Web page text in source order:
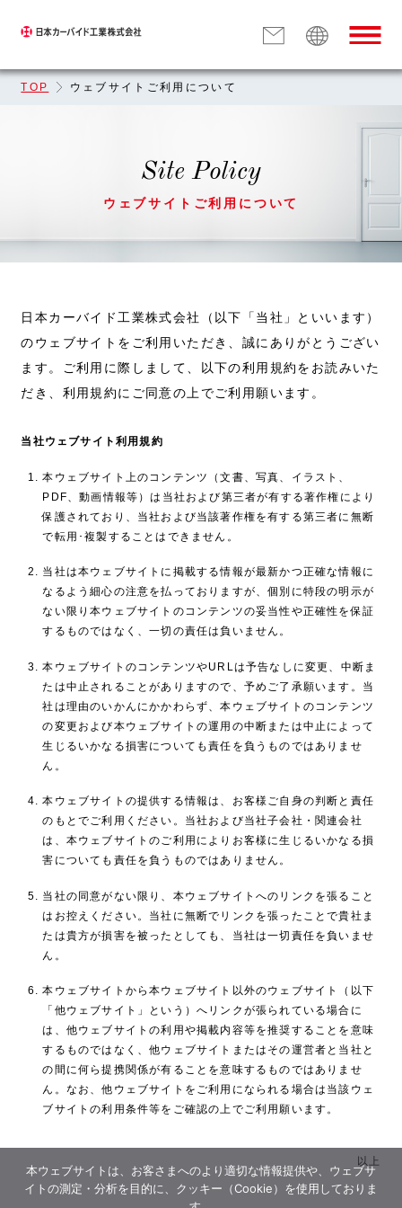
TOP ウェブサイトご利用について
Site Policy
ウェブサイトご利用について
日本カーバイド工業株式会社（以下「当社」といいます）
のウェブサイトをご利用いただき、誠にありがとうござい
ます。ご利用に際しまして、以下の利用規約をお読みいた
だき、利用規約にご同意の上でご利用願います。
当社ウェブサイト利用規約
本ウェブサイト上のコンテンツ（文書、写真、イラスト、
PDF、動画情報等）は当社および第三者が有する著作権により
保護されており、当社および当該著作権を有する第三者に無断
で転用･複製することはできません。
当社は本ウェブサイトに掲載する情報が最新かつ正確な情報に
なるよう細心の注意を払っておりますが、個別に特段の明示が
ない限り本ウェブサイトのコンテンツの妥当性や正確性を保証
するものではなく、一切の責任は負いません。
本ウェブサイトのコンテンツやURLは予告なしに変更、中断ま
たは中止されることがありますので、予めご了承願います。当
社は理由のいかんにかかわらず、本ウェブサイトのコンテンツ
の変更および本ウェブサイトの運用の中断または中止によって
生じるいかなる損害についても責任を負うものではありませ
ん。
本ウェブサイトの提供する情報は、お客様ご自身の判断と責任
のもとでご利用ください。当社および当社子会社・関連会社
は、本ウェブサイトのご利用によりお客様に生じるいかなる損
害についても責任を負うものではありません。
当社の同意がない限り、本ウェブサイトへのリンクを張ること
はお控えください。当社に無断でリンクを張ったことで貴社ま
たは貴方が損害を被ったとしても、当社は一切責任を負いませ
ん。
本ウェブサイトから本ウェブサイト以外のウェブサイト（以下
「他ウェブサイト」という）へリンクが張られている場合に
は、他ウェブサイトの利用や掲載内容等を推奨することを意味
するものではなく、他ウェブサイトまたはその運営者と当社と
の間に何ら提携関係が有ることを意味するものではありませ
ん。なお、他ウェブサイトをご利用になられる場合は当該ウェ
ブサイトの利用条件等をご確認の上でご利用願います。
以上
本ウェブサイトは、お客さまへのより適切な情報提供や、ウェブサ
イトの測定・分析を目的に、クッキー（Cookie）を使用しておりま